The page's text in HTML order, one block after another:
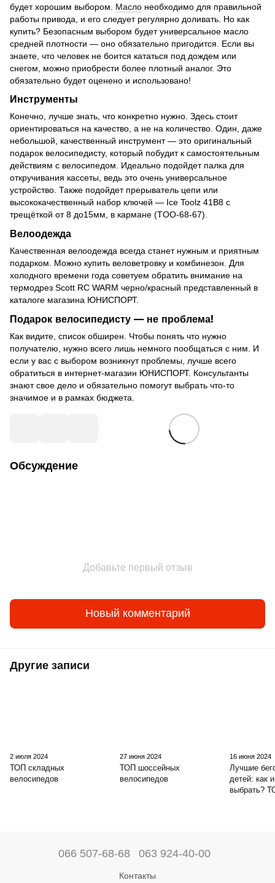
будет хорошим выбором. Масло необходимо для правильной
работы привода, и его следует регулярно доливать. Но как
купить? Безопасным выбором будет универсальное масло
средней плотности — оно обязательно пригодится. Если вы
знаете, что человек не боится кататься под дождем или
снегом, можно приобрести более плотный аналог. Это
обязательно будет оценено и использовано!
Инструменты
Конечно, лучше знать, что конкретно нужно. Здесь стоит
ориентироваться на качество, а не на количество. Один, даже
небольшой, качественный инструмент — это оригинальный
подарок велосипедисту, который побудит к самостоятельным
действиям с велосипедом. Идеально подойдет палка для
откручивания кассеты, ведь это очень универсальное
устройство. Также подойдет прерыватель цепи или
высококачественный набор ключей — Ice Toolz 41B8 с
трещёткой от 8 до15мм, в кармане (TOO-68-67).
Велоодежда
Качественная велоодежда всегда станет нужным и приятным
подарком. Можно купить веловетровку и комбинезон. Для
холодного времени года советуем обратить внимание на
термодрез Scott RC WARM черно/красный представленный в
каталоге магазина ЮНИСПОРТ.
Подарок велосипедисту — не проблема!
Как видите, список обширен. Чтобы понять что нужно
получателю, нужно всего лишь немного пообщаться с ним. И
если у вас с выбором возникнут проблемы, лучше всего
обратиться в интернет-магазин ЮНИСПОРТ. Консультанты
знают свое дело и обязательно помогут выбрать что-то
значимое и в рамках бюджета.
Обсуждение
Добавьте первый отзыв
Новый комментарий
Другие записи
2 июля 2024
ТОП складных
велосипедов
27 июня 2024
ТОП шоссейных
велосипедов
16 июня 2024
Лучшие
детей: как
выбрать?
066 507-68-68 063 924-40-00
Контакты